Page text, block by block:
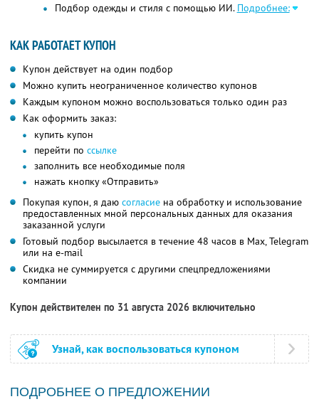
Подбор одежды и стиля с помощью ИИ. Подробнее:
КАК РАБОТАЕТ КУПОН
Купон действует на один подбор
Можно купить неограниченное количество купонов
Каждым купоном можно воспользоваться только один раз
Как оформить заказ:
купить купон
перейти по ссылке
заполнить все необходимые поля
нажать кнопку «Отправить»
Покупая купон, я даю согласие на обработку и использование
предоставленных мной персональных данных для оказания
заказанной услуги
Готовый подбор высылается в течение 48 часов в Max, Telegram
или на e-mail
Скидка не суммируется с другими спецпредложениями
компании
Купон действителен по 31 августа 2026 включительно
Узнай, как воспользоваться купоном
ПОДРОБНЕЕ О ПРЕДЛОЖЕНИИ